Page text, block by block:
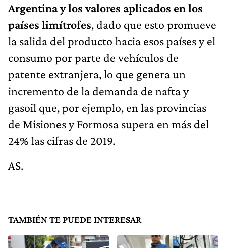
Argentina y los valores aplicados en los
países limítrofes, dado que esto promueve
la salida del producto hacia esos países y el
consumo por parte de vehículos de
patente extranjera, lo que genera un
incremento de la demanda de nafta y
gasoil que, por ejemplo, en las provincias
de Misiones y Formosa supera en más del
24% las cifras de 2019.
AS.
TAMBIÉN TE PUEDE INTERESAR